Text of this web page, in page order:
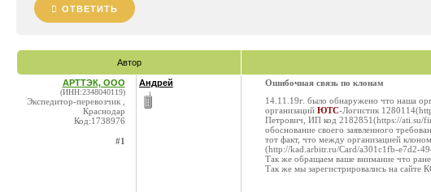
ОТВЕТИТЬ
Автор
АРТТЭК, ООО
(ИНН:2348040119)
Экспедитор-перевозчик ,
Краснодар
Код:1738976
#1
Андрей
Ошибочная связь по клонам
14.11.19г. было обнаружено что наша
организаций ЮТС-Логистик
Петрович, ИП код 2182851(https://ati.su/
обоснование своего заявленного
тот факт, что между организацией
(http://kad.arbitr.ru/Card/a301c1fb-e7d2-
Так же обращаем ваше внимание что
Так же мы зарегистрировались на сайте